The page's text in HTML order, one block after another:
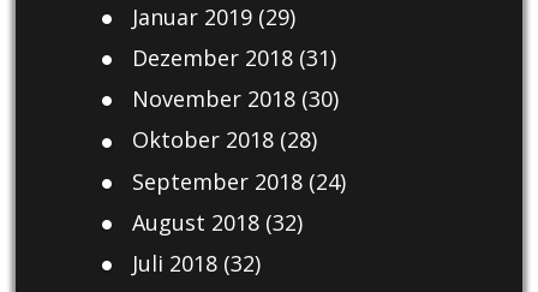
Januar 2019(29)
Dezember 2018(31)
November 2018(30)
Oktober 2018(28)
September 2018(24)
August 2018(32)
Juli 2018(32)